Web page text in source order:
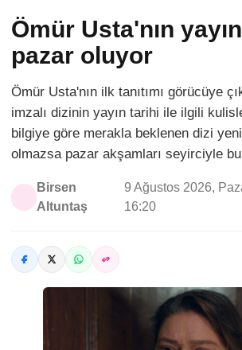
Ömür Usta'nın
pazar oluyor
Ömür Usta'nın ilk tanıtımı görücüye
imzalı dizinin yayın tarihi ile ilgili
bilgiye göre merakla beklenen dizi
olmazsa pazar akşamları seyirciyle
Birsen
Altuntaş
9 Ağustos 2026,
16:20